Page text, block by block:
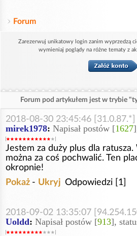
Forum
Zarezerwuj unikatowy login zanim wyprzedzą
wymieniaj poglądy na różne tematy z
Forum pod artykułem jest w trybie
2018-08-30 23:45:46
mirek1978: Napisał postów [1627
Jestem za duży plus dla ratusza.
można za coś pochwalić. Ten
okropnie!
Pokaż - Ukryj Odpowiedzi [1]
2018-09-02 13:35:07
Uoldd: Napisał postów [913],